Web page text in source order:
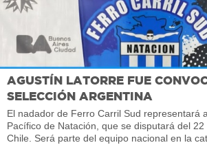
AGUSTÍN LATORRE FUE
SELECCIÓN ARGENTINA
El nadador de Ferro Carril Sud representará
Pacífico de Natación, que se disputará del
Chile. Será parte del equipo nacional en la